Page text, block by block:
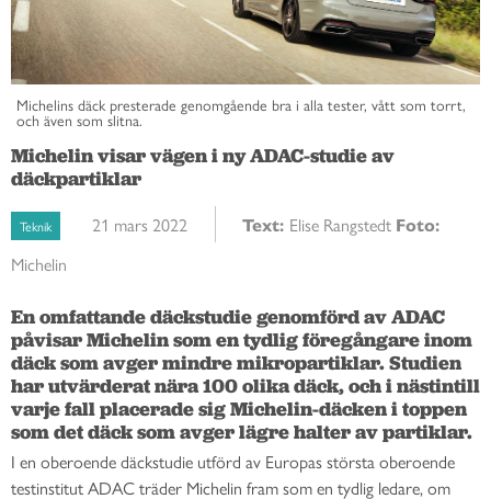
Michelins däck presterade genomgående bra i alla tester, vått som torrt,
och även som slitna.
Michelin visar vägen i ny ADAC-studie av
däckpartiklar
Teknik 21 mars 2022 Text: Elise Rangstedt Foto:
Michelin
En omfattande däckstudie genomförd av ADAC
påvisar Michelin som en tydlig föregångare inom
däck som avger mindre mikropartiklar. Studien
har utvärderat nära 100 olika däck, och i nästintill
varje fall placerade sig Michelin-däcken i toppen
som det däck som avger lägre halter av partiklar.
I en oberoende däckstudie utförd av Europas största oberoende
testinstitut ADAC träder Michelin fram som en tydlig ledare, om